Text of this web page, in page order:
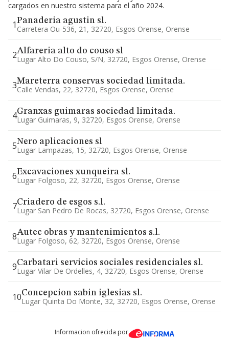
cargados en nuestro sistema para el año 2024.
1Panaderia agustin sl.
Carretera Ou-536, 21, 32720, Esgos Orense, Orense
2Alfareria alto do couso sl
Lugar Alto Do Couso, S/n, 32720, Esgos Orense, Orense
3Mareterra conservas sociedad limitada.
Calle Vendas, 22, 32720, Esgos Orense, Orense
4Granxas guimaras sociedad limitada.
Lugar Guimaras, 9, 32720, Esgos Orense, Orense
5Nero aplicaciones sl
Lugar Lampazas, 15, 32720, Esgos Orense, Orense
6Excavaciones xunqueira sl.
Lugar Folgoso, 22, 32720, Esgos Orense, Orense
7Criadero de esgos s.l.
Lugar San Pedro De Rocas, 32720, Esgos Orense, Orense
8Autec obras y mantenimientos s.l.
Lugar Folgoso, 62, 32720, Esgos Orense, Orense
9Carbatari servicios sociales residenciales sl.
Lugar Vilar De Ordelles, 4, 32720, Esgos Orense, Orense
10Concepcion sabin iglesias sl.
Lugar Quinta Do Monte, 32, 32720, Esgos Orense, Orense
Informacion ofrecida por